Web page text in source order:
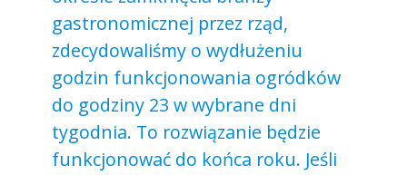
gastronomicznej przez rząd,
zdecydowaliśmy o wydłużeniu
godzin funkcjonowania ogródków
do godziny 23 w wybrane dni
tygodnia. To rozwiązanie będzie
funkcjonować do końca roku. Jeśli